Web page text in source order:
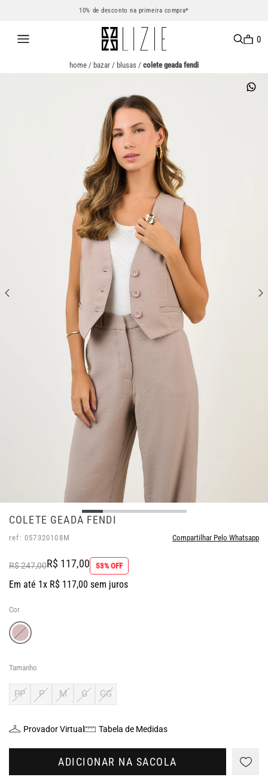
10% de desconto na primeira compra*
0
home / bazar / blusas / colete geada fendi
COLETE GEADA FENDI
ref: 057320108M Compartilhar Pelo Whatsapp
R$ 247,00R$ 117,00 53% OFF
Em até 1x R$ 117,00 sem juros
Cor
Tamanho
PP P M G GG
Provador Virtual Tabela de Medidas
ADICIONAR NA SACOLA